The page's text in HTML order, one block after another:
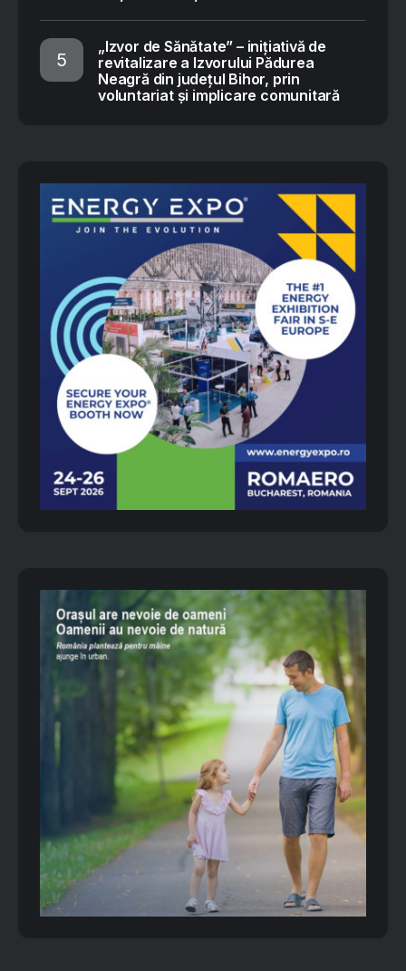
„Izvor de Sănătate” – inițiativă de
revitalizare a Izvorului Pădurea
Neagră din județul Bihor, prin
voluntariat și implicare comunitară